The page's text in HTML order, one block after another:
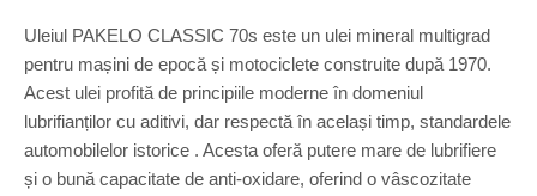
Uleiul PAKELO CLASSIC 70s este un ulei mineral multigrad
pentru mașini de epocă și motociclete construite după 1970.
Acest ulei profită de principiile moderne în domeniul
lubrifianților cu aditivi, dar respectă în același timp, standardele
automobilelor istorice . Acesta oferă putere mare de lubrifiere
și o bună capacitate de anti-oxidare, oferind o vâscozitate